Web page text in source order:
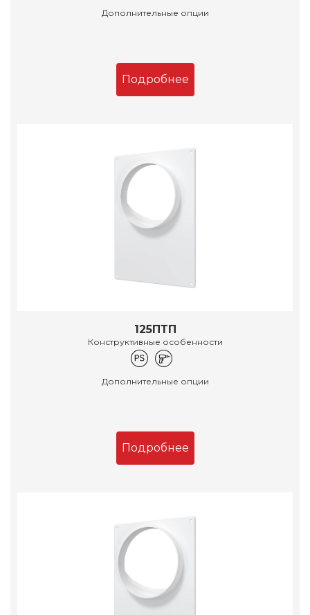
Дополнительные опции
Подробнее
125ПТП
Конструктивные особенности
Дополнительные опции
Подробнее